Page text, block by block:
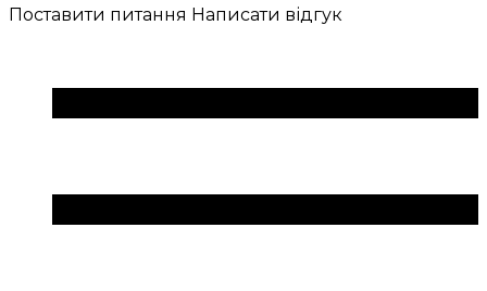
Поставити питання Написати відгук